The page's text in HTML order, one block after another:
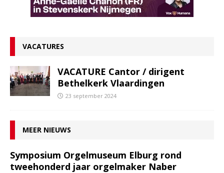
VACATURES
VACATURE Cantor / dirigent
Bethelkerk Vlaardingen
23 september 2024
MEER NIEUWS
Symposium Orgelmuseum Elburg rond
tweehonderd jaar orgelmaker Naber